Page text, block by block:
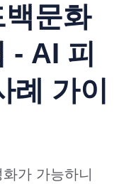
문화
- AI 피
례 가이
가 가능하니